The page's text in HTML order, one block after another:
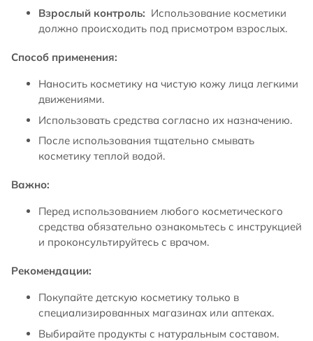
Взрослый контроль: Использование косметики
должно происходить под присмотром взрослых.
Способ применения:
Наносить косметику на чистую кожу лица легкими
движениями.
Использовать средства согласно их назначению.
После использования тщательно смывать
косметику теплой водой.
Важно:
Перед использованием любого косметического
средства обязательно ознакомьтесь с инструкцией
и проконсультируйтесь с врачом.
Рекомендации:
Покупайте детскую косметику только в
специализированных магазинах или аптеках.
Выбирайте продукты с натуральным составом.